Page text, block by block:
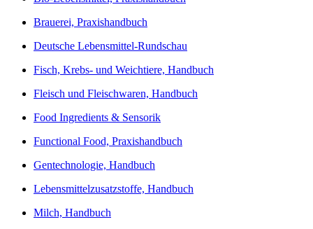
Brauerei, Praxishandbuch
Deutsche Lebensmittel-Rundschau
Fisch, Krebs- und Weichtiere, Handbuch
Fleisch und Fleischwaren, Handbuch
Food Ingredients & Sensorik
Functional Food, Praxishandbuch
Gentechnologie, Handbuch
Lebensmittelzusatzstoffe, Handbuch
Milch, Handbuch